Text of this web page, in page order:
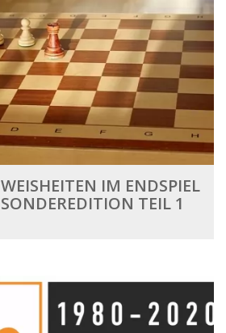
WEISHEITEN IM ENDSPIEL
SONDEREDITION TEIL 1